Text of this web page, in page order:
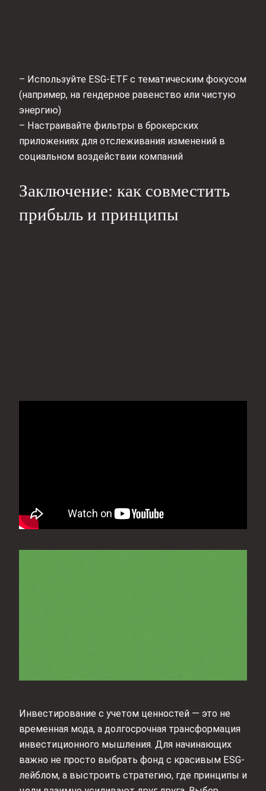
– Используйте ESG-ETF с тематическим фокусом
(например, на гендерное равенство или чистую
энергию)
– Настраивайте фильтры в брокерских
приложениях для отслеживания изменений в
социальном воздействии компаний
Заключение: как совместить
прибыль и принципы
Инвестирование с учетом ценностей — это не
временная мода, а долгосрочная трансформация
инвестиционного мышления. Для начинающих
важно не просто выбрать фонд с красивым ESG-
лейблом, а выстроить стратегию, где принципы и